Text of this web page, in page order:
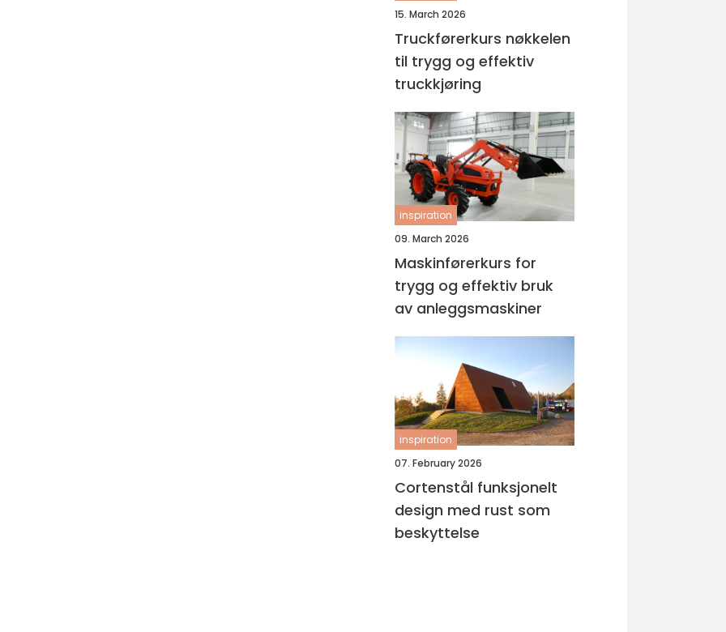
15. March 2026
Truckførerkurs nøkkelen
til trygg og effektiv
truckkjøring
inspiration
09. March 2026
Maskinførerkurs for
trygg og effektiv bruk
av anleggsmaskiner
inspiration
07. February 2026
Cortenstål funksjonelt
design med rust som
beskyttelse